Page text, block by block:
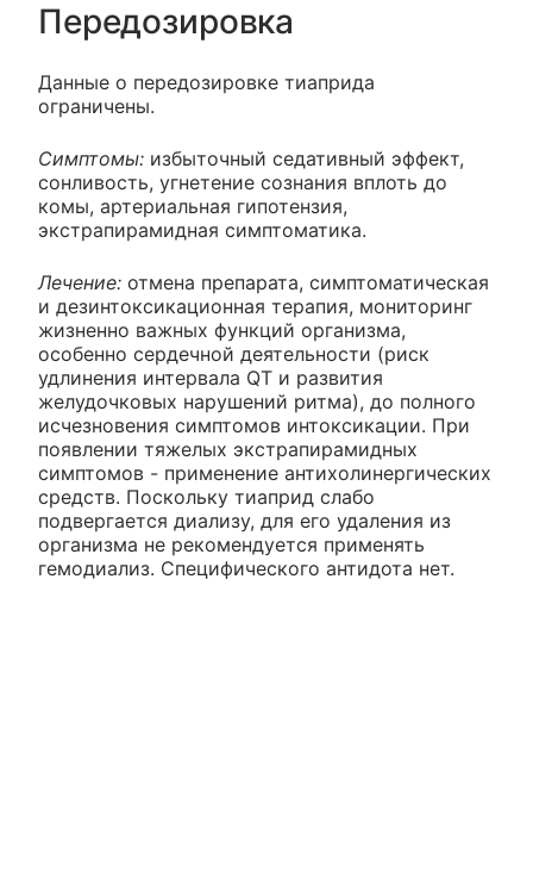
Передозировка
Данные о передозировке тиаприда
ограничены.
Симптомы: избыточный седативный эффект,
сонливость, угнетение сознания вплоть до
комы, артериальная гипотензия,
экстрапирамидная симптоматика.
Лечение: отмена препарата, симптоматическая
и дезинтоксикационная терапия, мониторинг
жизненно важных функций организма,
особенно сердечной деятельности (риск
удлинения интервала QT и развития
желудочковых нарушений ритма), до полного
исчезновения симптомов интоксикации. При
появлении тяжелых экстрапирамидных
симптомов - применение антихолинергических
средств. Поскольку тиаприд слабо
подвергается диализу, для его удаления из
организма не рекомендуется применять
гемодиализ. Специфического антидота нет.